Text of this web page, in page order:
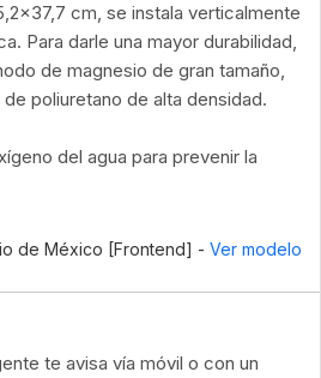
cm, se instala verticalmente
Para darle una mayor durabilidad,
de magnesio de gran tamaño,
poliuretano de alta densidad.
del agua para prevenir la
de México [Frontend] - Ver modelo
te avisa vía móvil o con un